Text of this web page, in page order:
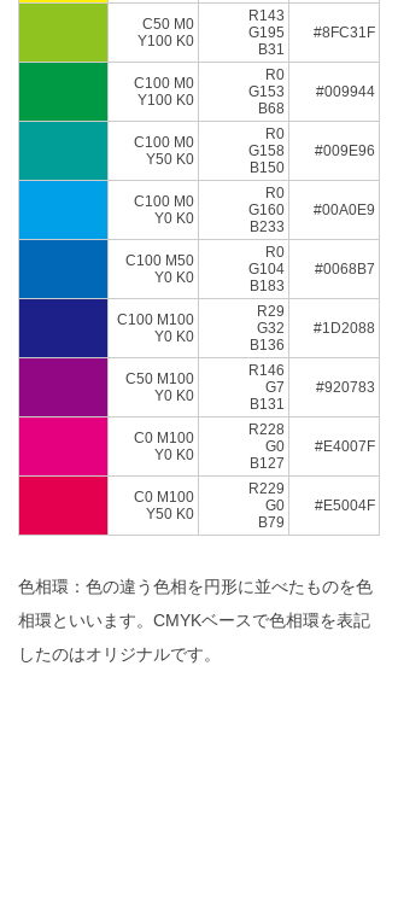
C50 M0
Y100 K0
R143
G195
B31
#8FC31F
C100 M0
Y100 K0
R0
G153
B68
#009944
C100 M0
Y50 K0
R0
G158
B150
#009E96
C100 M0
Y0 K0
R0
G160
B233
#00A0E9
C100 M50
Y0 K0
R0
G104
B183
#0068B7
C100 M100
Y0 K0
R29
G32
B136
#1D2088
C50 M100
Y0 K0
R146
G7
B131
#920783
C0 M100
Y0 K0
R228
G0
B127
#E4007F
C0 M100
Y50 K0
R229
G0
B79
#E5004F
色相環：色の違う色相を円形に並べたものを色
相環といいます。CMYKベースで色相環を表記
したのはオリジナルです。